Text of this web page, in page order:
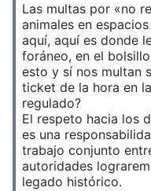
Las multas por «no
animales en
aquí, aquí es donde
foráneo, en el
esto y sí nos multan
ticket de la hora en
regulado?
El respeto hacia los
es una
trabajo conjunto
autoridades
legado histórico.